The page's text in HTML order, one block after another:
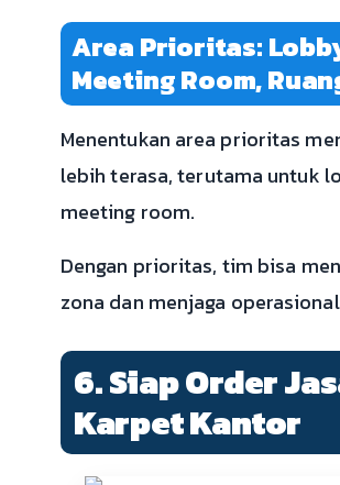
Area Prioritas:
Meeting Room,
Menentukan area prioritas
lebih terasa, terutama untuk
meeting room.
Dengan prioritas, tim bisa
zona dan menjaga
6. Siap Order
Karpet Kantor